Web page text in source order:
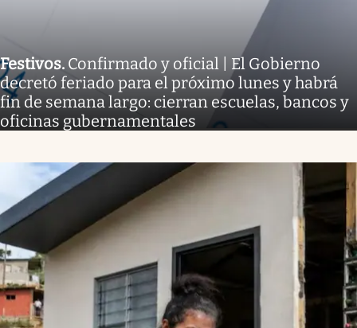
Festivos. Confirmado y oficial | El Gobierno
decretó feriado para el próximo lunes y habrá
fin de semana largo: cierran escuelas, bancos y
oficinas gubernamentales